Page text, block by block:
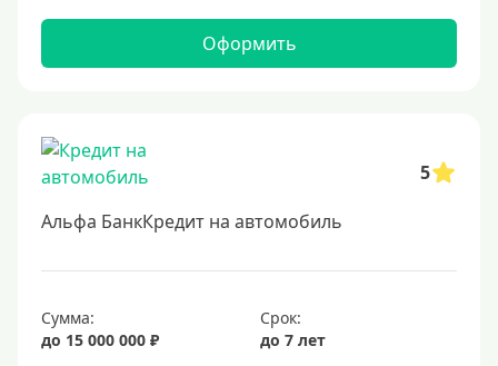
Оформить
5
Альфа БанкКредит на автомобиль
Сумма:
до 15 000 000 ₽
Срок:
до 7 лет